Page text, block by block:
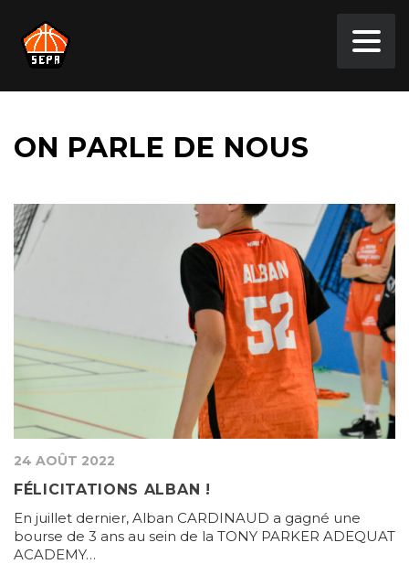
ON PARLE DE NOUS
24 AOÛT 2022
FÉLICITATIONS ALBAN !
En juillet dernier, Alban CARDINAUD a gagné une
bourse de 3 ans au sein de la TONY PARKER ADEQUAT
ACADEMY…